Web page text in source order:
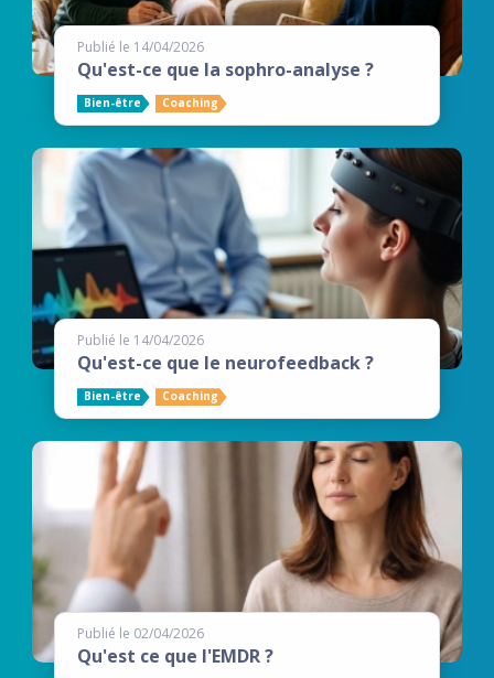
Publié le 14/04/2026
Qu'est-ce que la sophro-analyse ?
Bien-être Coaching
Publié le 14/04/2026
Qu'est-ce que le neurofeedback ?
Bien-être Coaching
Publié le 02/04/2026
Qu'est ce que l'EMDR ?